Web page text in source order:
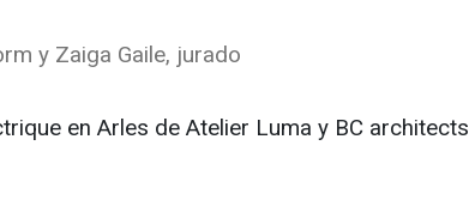
y Zaiga Gaile, jurado
en Arles de Atelier Luma y BC architects